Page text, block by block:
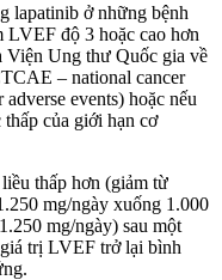
lapatinib ở những bệnh
LVEF độ 3 hoặc cao hơn
Viện Ung thư Quốc gia về
– national cancer
events) hoặc nếu
của giới hạn cơ
thấp hơn (giảm từ
mg/ngày xuống 1.000
mg/ngày) sau một
trị LVEF trở lại bình